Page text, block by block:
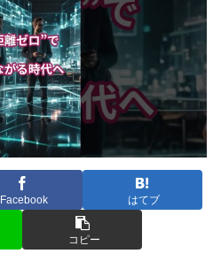
Facebook はてブ
コピー